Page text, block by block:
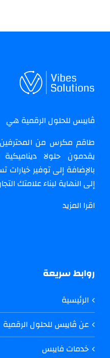
ڤايبس للحلول الرقمية هي
طاقم مكرس من المحترفين
يقدمون حلولا
بالإضافة إلى توفير خيارات
إلى النهاية لبناء علامتك
اقرا المزيد
روابط سريعة
الرئيسية
عن ڤايبس للحلول الرقمية
خدمات فايبس